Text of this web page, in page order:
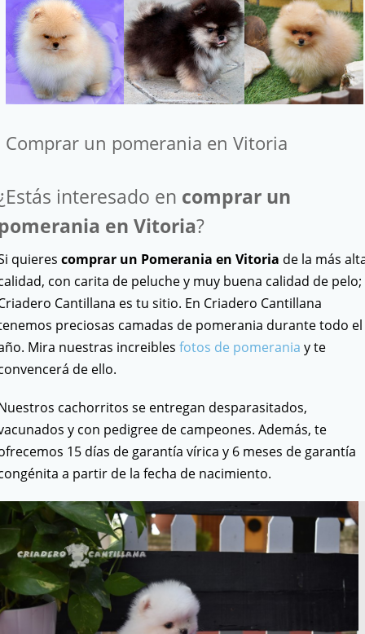
Comprar un pomerania en Vitoria
interesado en comprar un
en Vitoria?
quieres comprar un Pomerania en Vitoria de la más
con carita de peluche y muy buena calidad de pelo;
Cantillana es tu sitio. En Criadero Cantillana
preciosas camadas de pomerania durante todo el
Mira nuestras increibles fotos de pomerania y te
de ello.
cachorritos se entregan desparasitados,
y con pedigree de campeones. Además, te
15 días de garantía vírica y 6 meses de garantía
a partir de la fecha de nacimiento.